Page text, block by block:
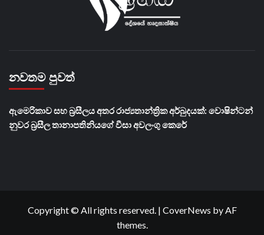
නවතම පුවත්
ඇමෙරිකාව සහ බ්‍රසීලය අතර රාජ්‍යතාන්ත්‍රික අර්බුදයක්: වොෂින්ටන්
නුවර බ්‍රසීල තානාපතිනියගේ වීසා අවලංගු කෙරේ
Copyright © All rights reserved. | CoverNews by AF
themes.